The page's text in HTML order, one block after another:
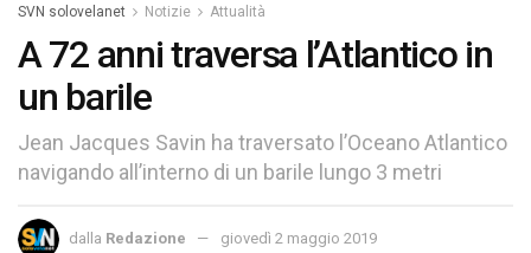
SVN solovelanet Notizie Attualità
A 72 anni traversa l’Atlantico in
un barile
Jean Jacques Savin ha traversato l’Oceano Atlantico
navigando all’interno di un barile lungo 3 metri
dalla Redazione giovedì 2 maggio 2019